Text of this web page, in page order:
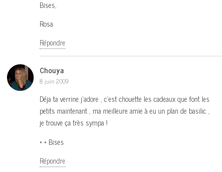
Bises,
Rosa
Répondre
Chouya
8 juin 2009
Déja ta verrine j’adore , c’est chouette les cadeaux que font les
petits maintenant , ma meilleure amie à eu un plan de basilic ,
je trouve ça très sympa !
* * Bises
Répondre